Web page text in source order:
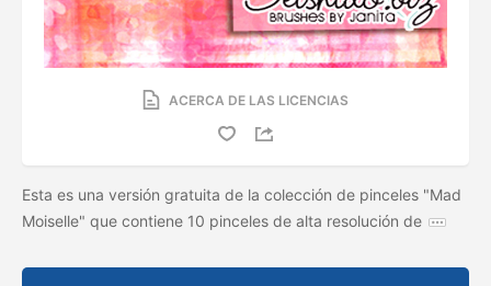
ACERCA DE LAS LICENCIAS
Esta es una versión gratuita de la colección de pinceles "Mad
Moiselle" que contiene 10 pinceles de alta resolución de